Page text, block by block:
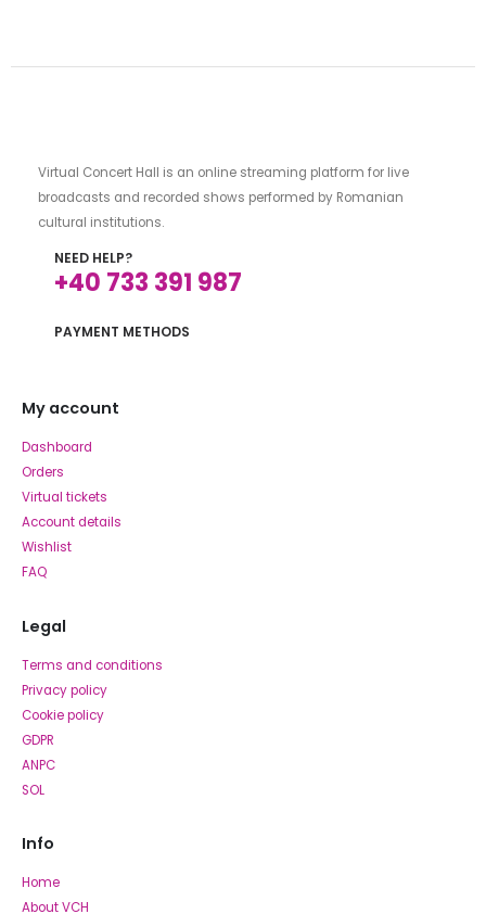
Virtual Concert Hall is an online streaming platform for live
broadcasts and recorded shows performed by Romanian
cultural institutions.
NEED HELP?
+40 733 391 987
PAYMENT METHODS
My account
Dashboard
Orders
Virtual tickets
Account details
Wishlist
FAQ
Legal
Terms and conditions
Privacy policy
Cookie policy
GDPR
ANPC
SOL
Info
Home
About VCH